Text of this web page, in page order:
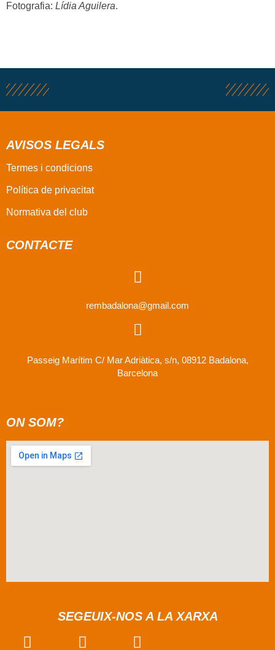
Fotografia: Lídia Aguilera.
AVISOS LEGALS
Termes i condicions
Política de privacitat
Normativa del club
CONTACTE
rembadalona@gmail.com
Passeig Marítim C/ Mar Adriàtica, s/n, 08912 Badalona,
Barcelona
ON SOM?
SEGEUIX-NOS A LA XARXA